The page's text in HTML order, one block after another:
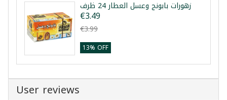
زهورات بابونج وعسل العطار 24 ظرف
€3.49
€3.99
13% OFF
User reviews